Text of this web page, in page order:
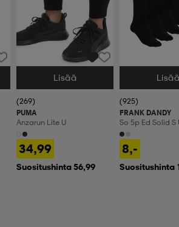
Valitse Koko
Lisää
(269)
PUMA
Anzarun Lite U
34,99
Suositushinta 56,99
Valitse Koko
(925)
FRANK DANDY
So 5p Ed Solid S
8,-
Suositushinta